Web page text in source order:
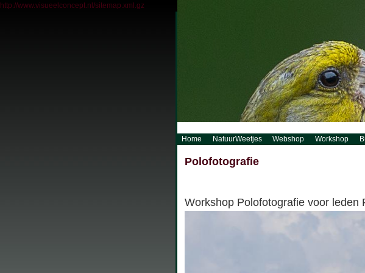
http://www.visueelconcept.nl/sitemap.xml.gz
Home NatuurWeetjes Webshop Workshop
Polofotografie
Workshop Polofotografie voor leden